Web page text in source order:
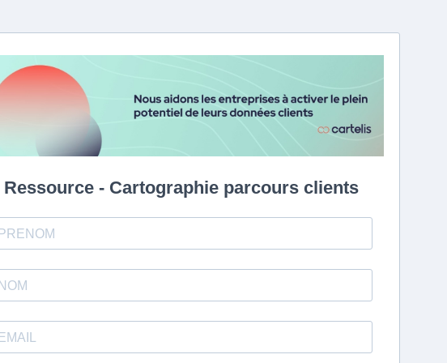
Ressource - Cartographie parcours clients